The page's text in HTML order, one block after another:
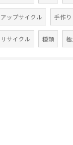
アップサイクル 手作り
リサイクル 種類 極